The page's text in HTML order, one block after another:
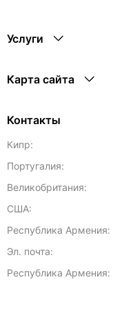
Услуги
Карта сайта
Контакты
Кипр:
Португалия:
Великобритания:
США:
Республика Армения:
Эл. почта:
Республика Армения: